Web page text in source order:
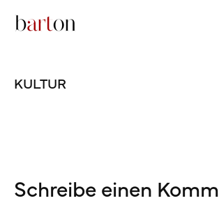
KULTUR
Schreibe einen